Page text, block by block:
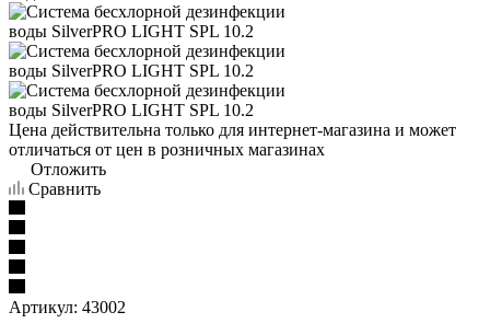
Цена действительна только для интернет-магазина и может
отличаться от цен в розничных магазинах
Отложить
Сравнить
Артикул: 43002